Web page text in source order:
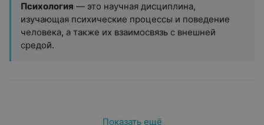
Психология — это научная дисциплина,
изучающая психические процессы и поведение
человека, а также их взаимосвязь с внешней
средой.
Показать ещё